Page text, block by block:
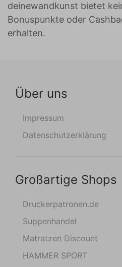
deinewandkunst bietet
Bonuspunkte oder
erhalten.
Über uns
Impressum
Datenschutzerklärung
Großartige Shops
Druckerpatronen.de
Suppenhandel
Matratzen Discount
HAMMER SPORT